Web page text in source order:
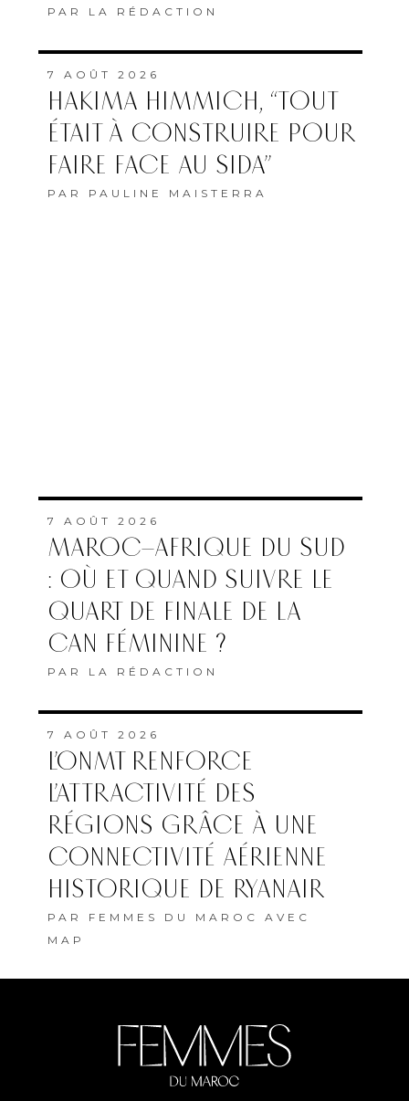
PAR LA RÉDACTION
7 AOÛT 2026
HAKIMA HIMMICH, “TOUT
ÉTAIT À CONSTRUIRE POUR
FAIRE FACE AU SIDA”
PAR PAULINE MAISTERRA
7 AOÛT 2026
MAROC–AFRIQUE DU SUD
: OÙ ET QUAND SUIVRE LE
QUART DE FINALE DE LA
CAN FÉMININE ?
PAR LA RÉDACTION
7 AOÛT 2026
L’ONMT RENFORCE
L’ATTRACTIVITÉ DES
RÉGIONS GRÂCE À UNE
CONNECTIVITÉ AÉRIENNE
HISTORIQUE DE RYANAIR
PAR FEMMES DU MAROC AVEC
MAP